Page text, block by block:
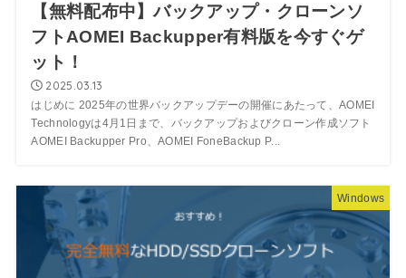
【無料配布中】バックアップ・クローンソ
フトAOMEI Backupper有料版を今すぐゲ
ット！
2025.03.13
はじめに 2025年の世界バックアップデーの開催にあたって、AOMEI
Technologyは4月1日まで、バックアップおよびクローン作成ソフト
AOMEI Backupper Pro、AOMEI FoneBackup P...
Windows